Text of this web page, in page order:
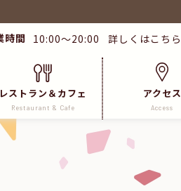
時間 10:00～20:00 詳しくはこちら
レストラン＆カフェ
Restaurant & Cafe
アクセス
Access